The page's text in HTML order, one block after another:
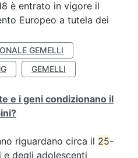
è entrato in vigore il
Europeo a tutela dei
GEMELLI
GEMELLI
e i geni condizionano il
riguardano circa il 25-
e degli adolescenti